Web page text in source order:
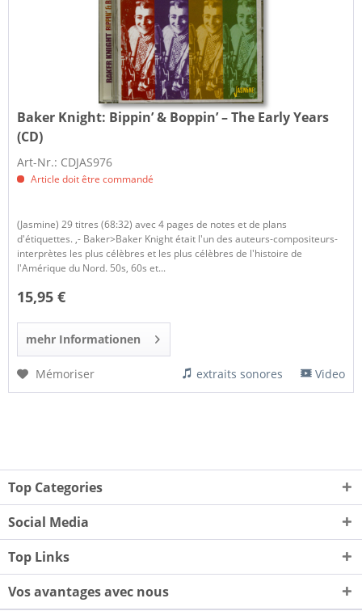
Baker Knight: Bippin’ & Boppin’ – The Early Years
(CD)
Art-Nr.: CDJAS976
Article doit être commandé
(Jasmine) 29 titres (68:32) avec 4 pages de notes et de plans
d'étiquettes. ,- Baker>Baker Knight était l'un des auteurs-compositeurs-
interprètes les plus célèbres et les plus célèbres de l'histoire de
l'Amérique du Nord. 50s, 60s et...
15,95 €
mehr Informationen
Mémoriser extraits sonores Video
Top Categories
Social Media
Top Links
Vos avantages avec nous